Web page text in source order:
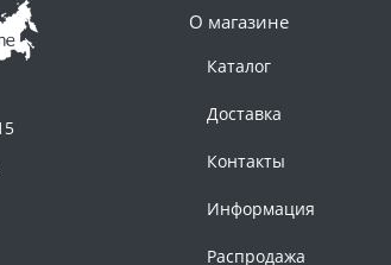
О магазине
Каталог
Доставка
Контакты
Информация
Распродажа